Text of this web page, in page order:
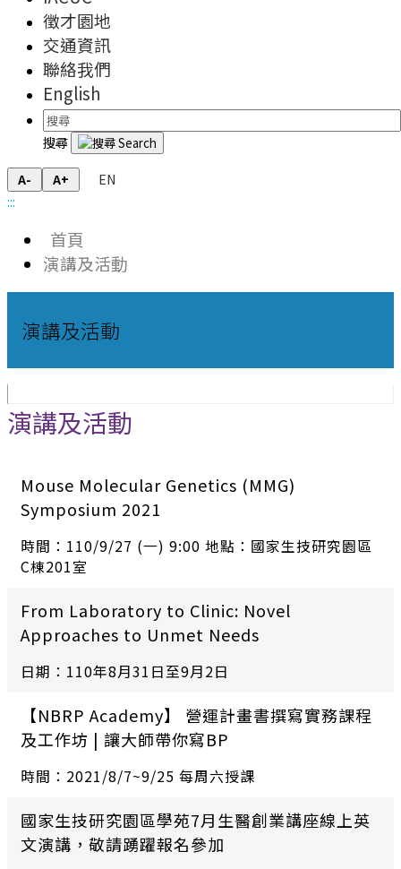
徵才園地
交通資訊
聯絡我們
English
搜尋
A- A+
EN
:::
首頁
演講及活動
演講及活動
演講及活動
Mouse Molecular Genetics (MMG)
Symposium 2021
時間：110/9/27 (一) 9:00 地點：國家生技研究園區
C棟201室
From Laboratory to Clinic: Novel
Approaches to Unmet Needs
日期：110年8月31日至9月2日
【NBRP Academy】 營運計畫書撰寫實務課程
及工作坊 | 讓大師帶你寫BP
時間：2021/8/7~9/25 每周六授課
國家生技研究園區學苑7月生醫創業講座線上英
文演講，敬請踴躍報名參加